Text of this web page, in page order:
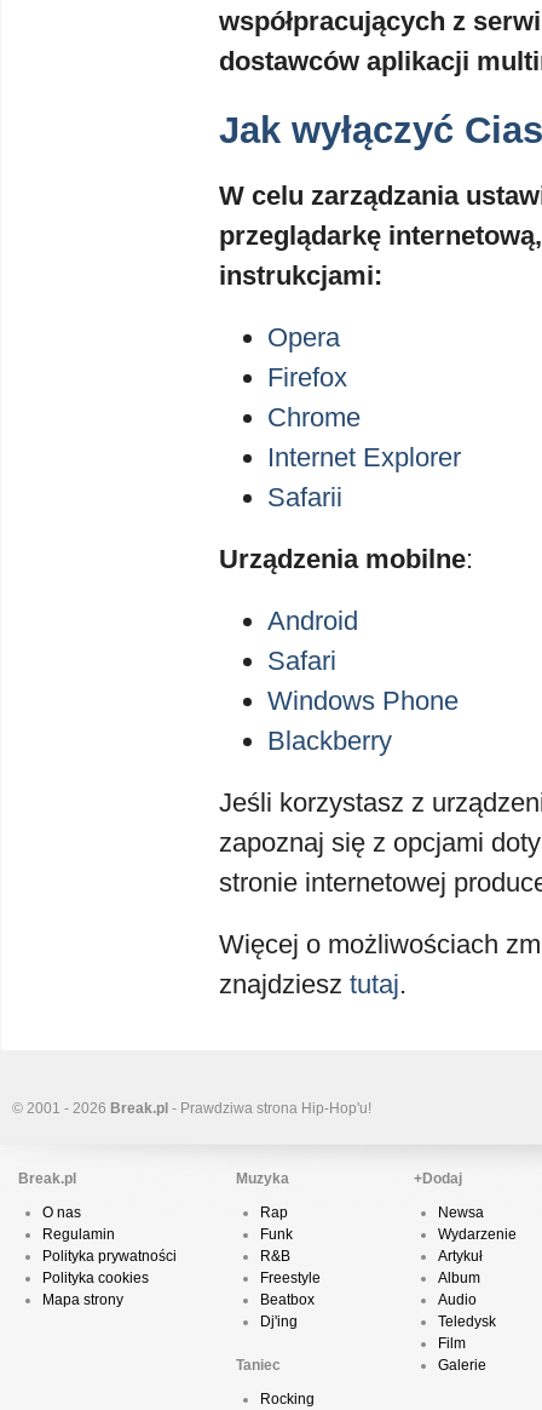
współpracujących z
dostawców aplikacji
Jak wyłączyć
W celu zarządzania
przeglądarkę
instrukcjami:
Opera
Firefox
Chrome
Internet Explorer
Safarii
Urządzenia mobilne:
Android
Safari
Windows Phone
Blackberry
Jeśli korzystasz z
zapoznaj się z opcjami
stronie internetowej
Więcej o możliwościach
znajdziesz tutaj.
© 2001 - 2026 Break.pl - Prawdziwa strona Hip-Hop'u!
Break.pl
O nas
Regulamin
Polityka prywatności
Polityka cookies
Mapa strony
Muzyka
Rap
Funk
R&B
Freestyle
Beatbox
Dj'ing
Taniec
Rocking
+Dodaj
Newsa
Wydarzenie
Artykuł
Album
Audio
Teledysk
Film
Galerie